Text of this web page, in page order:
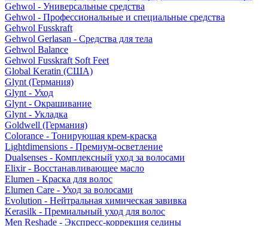
Gehwol - Универсальные средства
Gehwol - Профессиональные и специальные средства
Gehwol Fusskraft
Gehwol Gerlasan - Средства для тела
Gehwol Balance
Gehwol Fusskraft Soft Feet
Global Keratin (США)
Glynt (Германия)
Glynt - Уход
Glynt - Окрашивание
Glynt - Укладка
Goldwell (Германия)
Colorance - Тонирующая крем-краска
Lightdimensions - Премиум-осветление
Dualsenses - Комплексный уход за волосами
Elixir - Восстанавливающее масло
Elumen - Краска для волос
Elumen Care - Уход за волосами
Evolution - Нейтральная химическая завивка
Kerasilk - Премиальный уход для волос
Men Reshade - Экспресс-коррекция седины